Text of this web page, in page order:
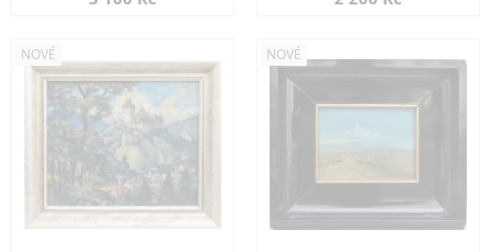
NOVÉ NOVÉ